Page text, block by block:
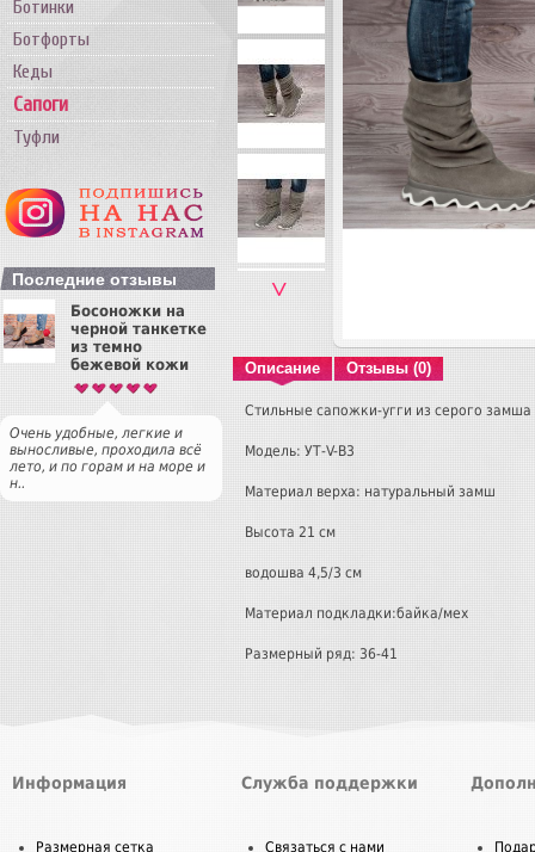
Ботинки
Ботфорты
Кеды
Сапоги
Туфли
Последние отзывы
Босоножки на
черной танкетке
из темно
бежевой кожи
Очень удобные, легкие и
выносливые, проходила всё
лето, и по горам и на море и
н..
˅
Описание Отзывы (0)
Стильные сапожки-угги из серого
Модель: УТ-V-В3
Материал верха: натуральный замш
Высота 21 см
водошва 4,5/3 см
Материал подкладки:байка/мех
Размерный ряд: 36-41
Информация
Размерная сетка
Служба поддержки
Связаться с нами